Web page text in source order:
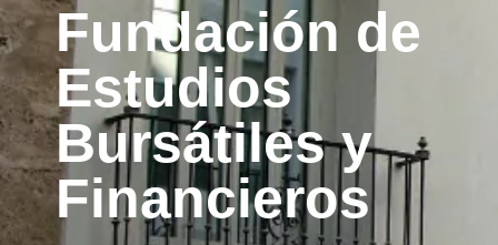
Fundación de
Estudios
Bursátiles y
Financieros